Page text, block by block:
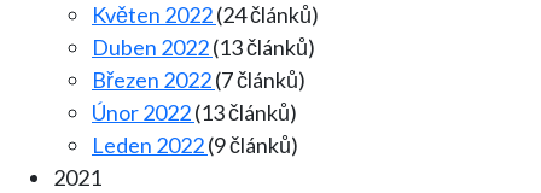
Květen 2022(24 článků)
Duben 2022(13 článků)
Březen 2022(7 článků)
Únor 2022(13 článků)
Leden 2022(9 článků)
2021